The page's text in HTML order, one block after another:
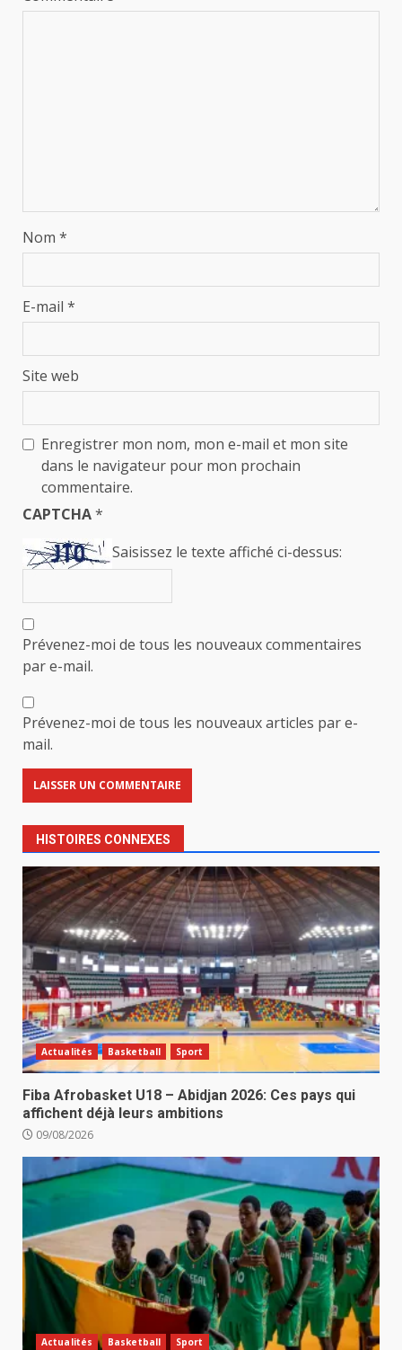
Nom *
E-mail *
Site web
Enregistrer mon nom, mon e-mail et mon site
dans le navigateur pour mon prochain
commentaire.
CAPTCHA*
Saisissez le texte affiché ci-dessus:
Prévenez-moi de tous les nouveaux commentaires
par e-mail.
Prévenez-moi de tous les nouveaux articles par e-
mail.
HISTOIRES CONNEXES
Actualités Basketball Sport
Fiba Afrobasket U18 – Abidjan 2026: Ces pays qui
affichent déjà leurs ambitions
09/08/2026
Actualités Basketball Sport